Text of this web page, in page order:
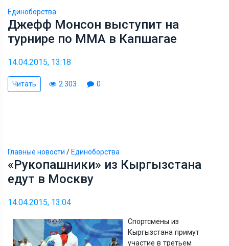
Единоборства
Джефф Монсон выступит на
турнире по ММА в Капшагае
14.04.2015, 13:18
Читать 2 303 0
Главные новости / Единоборства
«Рукопашники» из Кыргызстана
едут в Москву
14.04.2015, 13:04
Спортсмены из
Кыргызстана примут
участие в третьем